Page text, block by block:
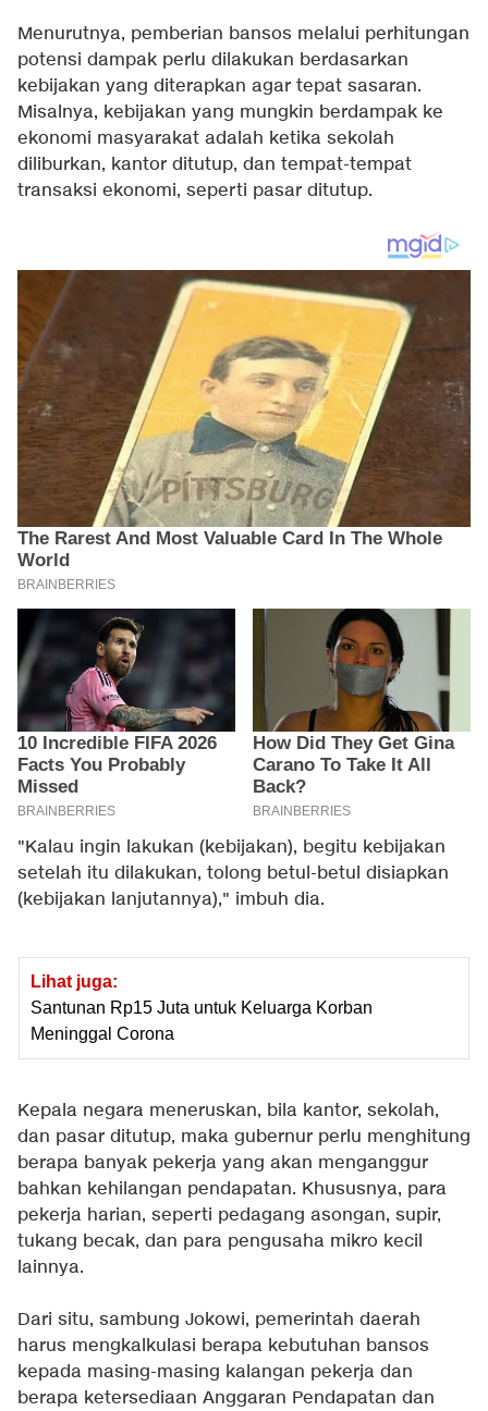
Menurutnya, pemberian bansos melalui perhitungan
potensi dampak perlu dilakukan berdasarkan
kebijakan yang diterapkan agar tepat sasaran.
Misalnya, kebijakan yang mungkin berdampak ke
ekonomi masyarakat adalah ketika sekolah
diliburkan, kantor ditutup, dan tempat-tempat
transaksi ekonomi, seperti pasar ditutup.
"Kalau ingin lakukan (kebijakan), begitu kebijakan
setelah itu dilakukan, tolong betul-betul disiapkan
(kebijakan lanjutannya)," imbuh dia.
Lihat juga:
Santunan Rp15 Juta untuk Keluarga Korban
Meninggal Corona
Kepala negara meneruskan, bila kantor, sekolah,
dan pasar ditutup, maka gubernur perlu menghitung
berapa banyak pekerja yang akan menganggur
bahkan kehilangan pendapatan. Khususnya, para
pekerja harian, seperti pedagang asongan, supir,
tukang becak, dan para pengusaha mikro kecil
lainnya.
Dari situ, sambung Jokowi, pemerintah daerah
harus mengkalkulasi berapa kebutuhan bansos
kepada masing-masing kalangan pekerja dan
berapa ketersediaan Anggaran Pendapatan dan